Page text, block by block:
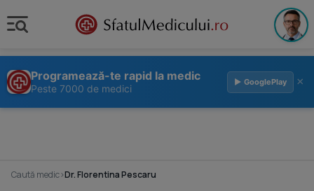
Programează-te rapid la medic
Peste 7000 de medici
▶ GooglePlay ×
Caută medic›Dr. Florentina Pescaru